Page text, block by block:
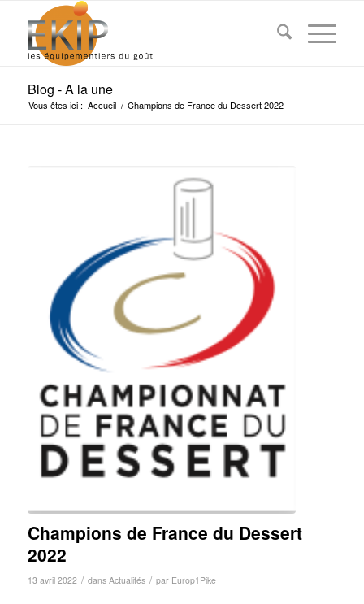
Blog - A la une
Vous êtes ici : Accueil / Champions de France du Dessert 2022
Champions de France du Dessert
2022
13 avril 2022 / dans Actualités / par Europ1Pike